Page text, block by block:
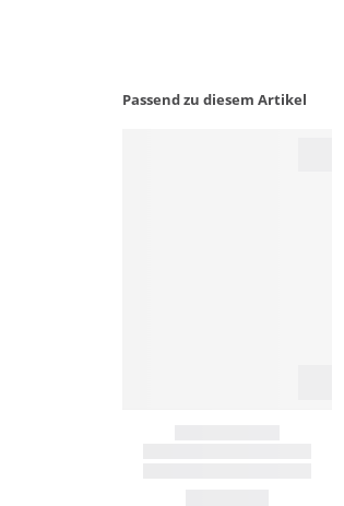
Passend zu diesem Artikel